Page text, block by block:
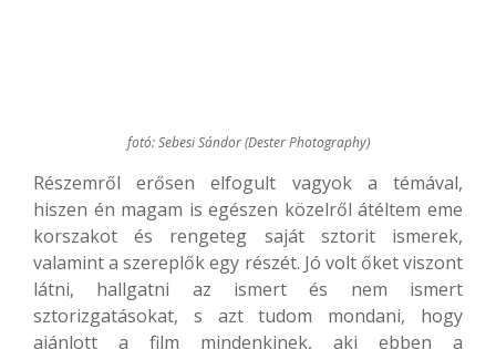
fotó: Sebesi Sándor (Dester Photography)
Részemről erősen elfogult vagyok a témával,
hiszen én magam is egészen közelről átéltem eme
korszakot és rengeteg saját sztorit ismerek,
valamint a szereplők egy részét. Jó volt őket viszont
látni, hallgatni az ismert és nem ismert
sztorizgatásokat, s azt tudom mondani, hogy
ajánlott a film mindenkinek, aki ebben a